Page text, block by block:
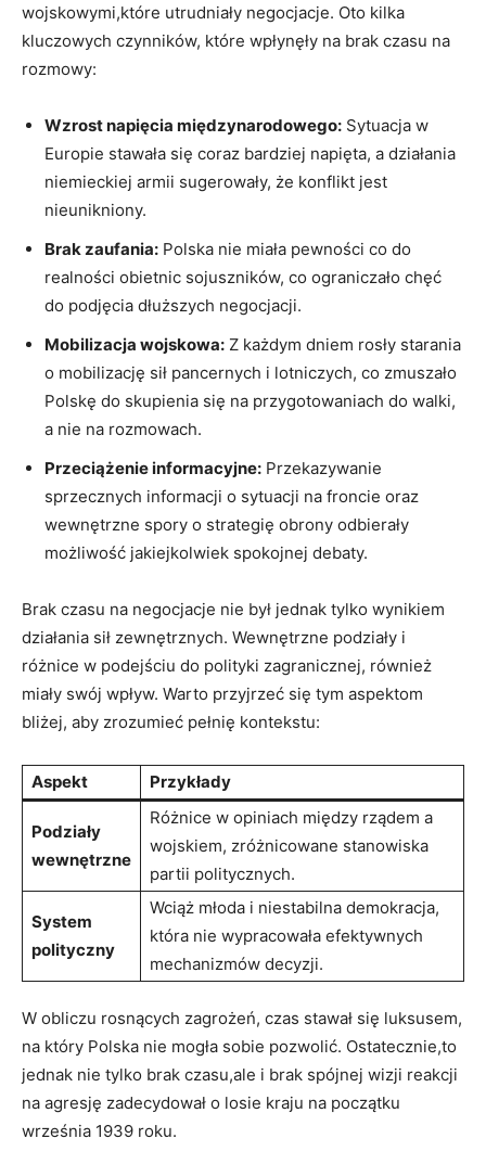
wojskowymi,które‍ utrudniały negocjacje. Oto kilka
kluczowych czynników, które wpłynęły⁣ na brak czasu na
rozmowy:
Wzrost napięcia‌ międzynarodowego: Sytuacja w
Europie stawała się coraz bardziej napięta, a działania
niemieckiej armii sugerowały, że konflikt ‍jest
nieunikniony.
Brak zaufania: Polska nie miała pewności co ⁢do
realności obietnic​ sojuszników, co ograniczało‍ chęć
do podjęcia dłuższych negocjacji.
Mobilizacja wojskowa: Z każdym dniem rosły starania
o mobilizację sił pancernych⁢ i lotniczych, co zmuszało
Polskę ​do skupienia się na przygotowaniach do walki,
a nie ⁤na rozmowach.
Przeciążenie informacyjne: Przekazywanie
sprzecznych informacji o sytuacji na froncie oraz
wewnętrzne spory o strategię obrony odbierały
możliwość jakiejkolwiek spokojnej debaty.
Brak czasu na negocjacje ​nie był jednak ‌tylko wynikiem
działania sił zewnętrznych. Wewnętrzne podziały i
różnice w podejściu do polityki zagranicznej,⁣ również
miały swój wpływ. Warto przyjrzeć się tym aspektom
bliżej, ⁣aby ⁣zrozumieć ​pełnię‍ kontekstu:
Aspekt Przykłady
Podziały
wewnętrzne
Różnice w opiniach między ‌rządem a
‍wojskiem, zróżnicowane stanowiska
partii politycznych.
System
polityczny
Wciąż⁢ młoda i ⁣niestabilna⁢ demokracja,
która nie wypracowała⁤ efektywnych
mechanizmów⁢ decyzji.
W obliczu rosnących zagrożeń,‍ czas stawał się luksusem,
na który ⁢Polska nie mogła sobie pozwolić. Ostatecznie,to
jednak nie ‍tylko⁢ brak czasu,ale i brak spójnej wizji reakcji
na agresję zadecydował o ⁤losie kraju na początku
września 1939 roku.